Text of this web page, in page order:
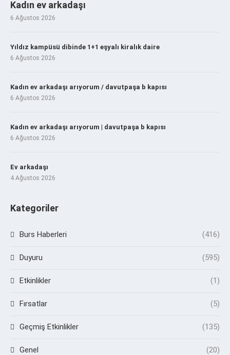
Kadın ev arkadaşı
6 Ağustos 2026
Yıldız kampüsü dibinde 1+1 eşyalı kiralık daire
6 Ağustos 2026
Kadın ev arkadaşı arıyorum / davutpaşa b kapısı
6 Ağustos 2026
Kadın ev arkadaşı arıyorum | davutpaşa b kapısı
6 Ağustos 2026
Ev arkadaşı
4 Ağustos 2026
Kategoriler
Burs Haberleri (416)
Duyuru (595)
Etkinlikler (1)
Fırsatlar (5)
Geçmiş Etkinlikler (135)
Genel (20)